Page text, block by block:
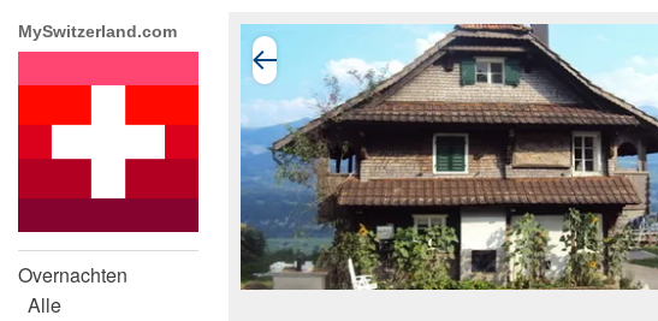
MySwitzerland.com
Overnachten
Alle